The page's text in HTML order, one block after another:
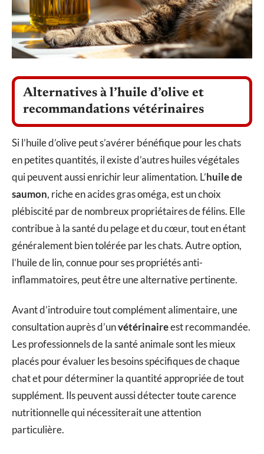
Alternatives à l’huile d’olive et
recommandations vétérinaires
Si l’huile d’olive peut s’avérer bénéfique pour les chats
en petites quantités, il existe d’autres huiles végétales
qui peuvent aussi enrichir leur alimentation. L’huile de
saumon, riche en acides gras oméga, est un choix
plébiscité par de nombreux propriétaires de félins. Elle
contribue à la santé du pelage et du cœur, tout en étant
généralement bien tolérée par les chats. Autre option,
l’huile de lin, connue pour ses propriétés anti-
inflammatoires, peut être une alternative pertinente.
Avant d’introduire tout complément alimentaire, une
consultation auprès d’unvétérinaireest recommandée.
Les professionnels de la santé animale sont les mieux
placés pour évaluer les besoins spécifiques de chaque
chat et pour déterminer la quantité appropriée de tout
supplément. Ils peuvent aussi détecter toute carence
nutritionnelle qui nécessiterait une attention
particulière.